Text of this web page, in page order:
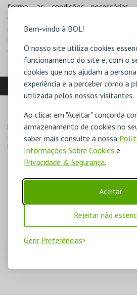
Bem-vindo à BOL!
O nosso site utiliza cookies
funcionamento do site e, com o
cookies que nos ajudam a
experiência e a perceber como a
utilizada pelos nossos visitantes.
Ao clicar em "Aceitar" concorda
armazenamento de cookies no
saber mais consulte a nossa
Informações Sobre Cookies e
Privacidade & Segurança.
Aceitar
Rejeitar não
Gerir Preferências
forma, as condições
equipamento que
socioculturais, nomeadamente a
exibição de cinema e vídeo,
concertos e espetáculos de teatro e
LOCALIZAÇÃO
MORADA
Praça da República
4480-715 Vila do Conde
Direcções para Aud. Munic. Vila do Conde